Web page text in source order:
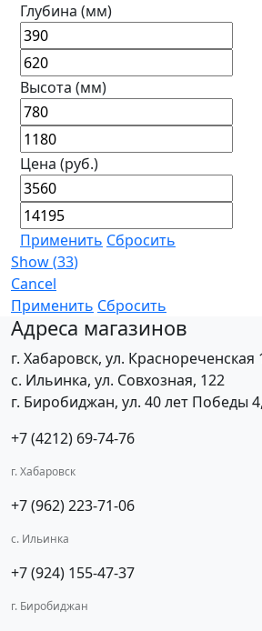
Глубина (мм)
Высота (мм)
Цена (руб.)
Применить Сбросить
Show(33)
Cancel
Применить Сбросить
Адреса магазинов
г. Хабаровск, ул. Краснореченская
с. Ильинка, ул. Совхозная, 122
г. Биробиджан, ул. 40 лет Победы
+7 (4212) 69-74-76
г. Хабаровск
+7 (962) 223-71-06
с. Ильинка
+7 (924) 155-47-37
г. Биробиджан